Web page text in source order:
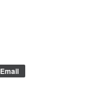
Email